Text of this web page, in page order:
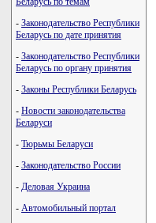
- Законодательство Республики
Беларусь по дате принятия
- Законодательство Республики
Беларусь по органу принятия
- Законы Республики Беларусь
- Новости законодательства
Беларуси
- Тюрьмы Беларуси
- Законодательство России
- Деловая Украина
- Автомобильный портал